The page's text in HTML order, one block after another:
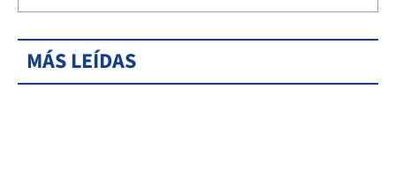
MÁS LEÍDAS